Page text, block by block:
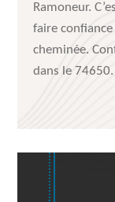
Ramoneur.
faire
cheminée.
dans le 74650.